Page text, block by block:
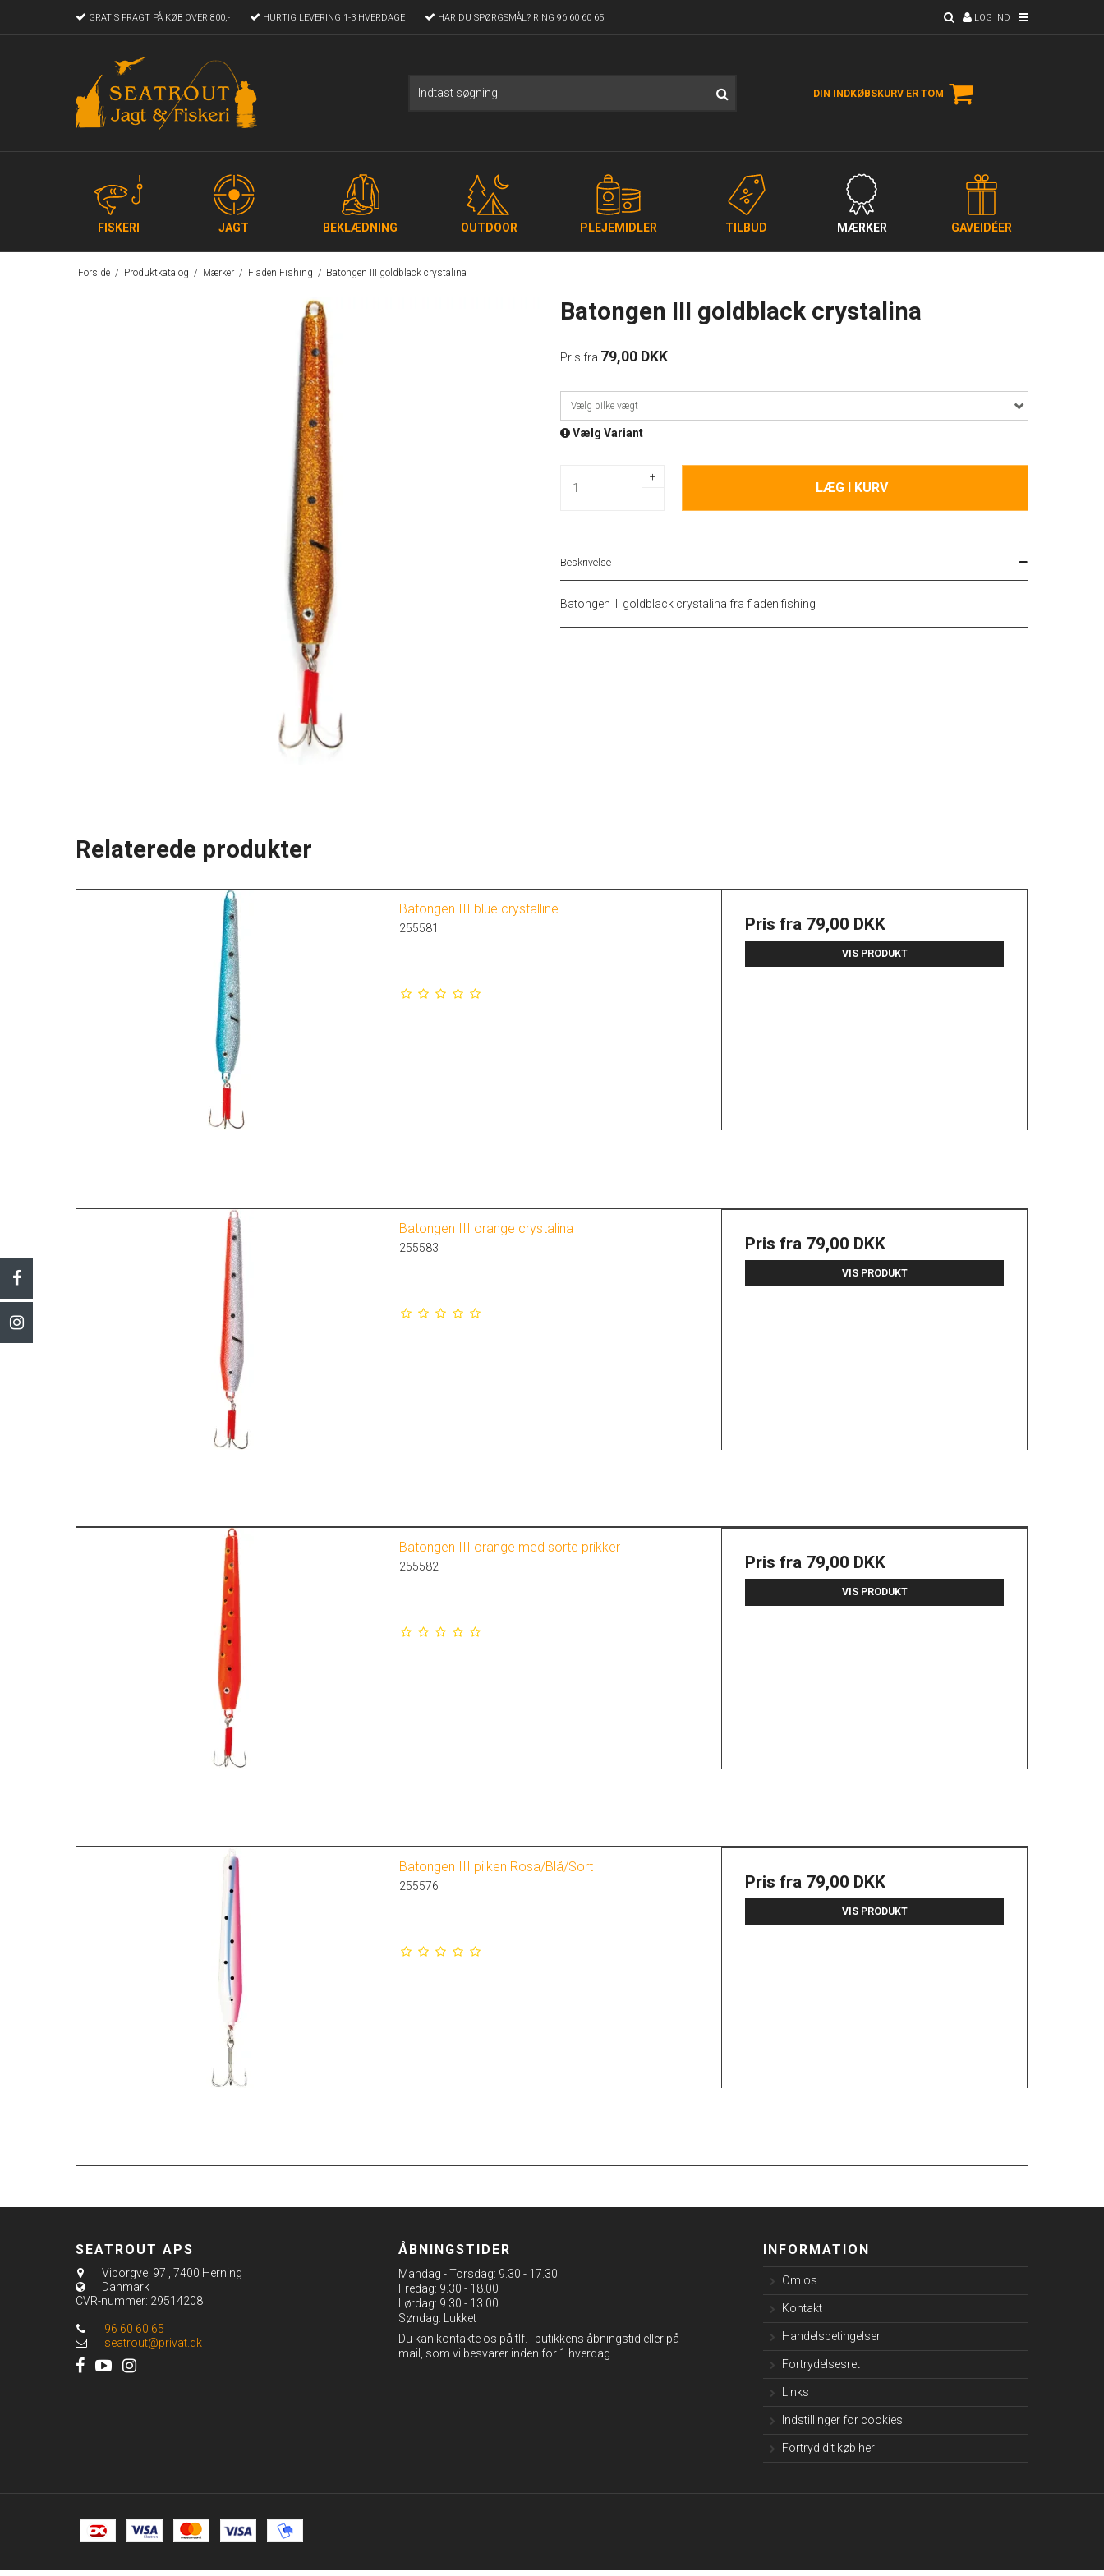
GRATIS FRAGT PÅ KØB OVER 800,- HURTIG LEVERING 1-3 HVERDAGE HAR DU SPØRGSMÅL? RING 96 60 60 65 LOG IND
DIN INDKØBSKURV ER TOM
FISKERI JAGT BEKLÆDNING OUTDOOR PLEJEMIDLER TILBUD MÆRKER GAVEIDÉER
Forside / Produktkatalog / Mærker / Fladen Fishing / Batongen III goldblack crystalina
Batongen III goldblack crystalina
Pris fra 79,00 DKK
Vælg pilke vægt
Vælg Variant
-
+
LÆG I KURV
Beskrivelse
Batongen III goldblack crystalina fra fladen fishing
Relaterede produkter
Batongen III blue crystalline
255581 Pris fra 79,00 DKK
VIS PRODUKT
Batongen III orange crystalina
255583 Pris fra 79,00 DKK
VIS PRODUKT
Batongen III orange med sorte prikker
255582 Pris fra 79,00 DKK
VIS PRODUKT
Batongen III pilken Rosa/Blå/Sort
255576 Pris fra 79,00 DKK
VIS PRODUKT
SEATROUT APS
Viborgvej 97
7400 Herning
Danmark
CVR-nummer: 29514208
96 60 60 65
seatrout@privat.dk
ÅBNINGSTIDER
Mandag - Torsdag: 9.30 - 17.30
Fredag: 9.30 - 18.00
Lørdag: 9.30 - 13.00
Søndag: Lukket
Du kan kontakte os på tlf. i butikkens åbningstid eller på
mail, som vi besvarer inden for 1 hverdag
INFORMATION
Om os
Kontakt
Handelsbetingelser
Fortrydelsesret
Links
Indstillinger for cookies
Fortryd dit køb her